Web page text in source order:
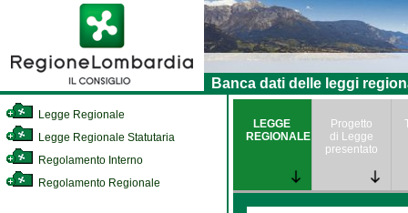
Banca dati delle leggi
Legge Regionale
Legge Regionale Statutaria
Regolamento Interno
Regolamento Regionale
LEGGE
REGIONALE
Progetto
di Legge
presentato